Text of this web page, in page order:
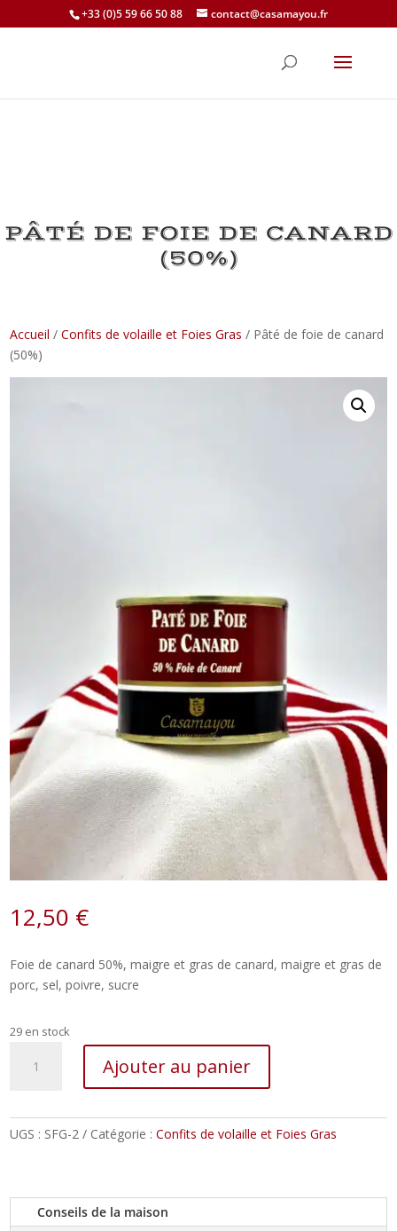
+33 (0)5 59 66 50 88 contact@casamayou.fr
PÂTÉ DE FOIE DE CANARD
(50%)
Accueil /Confits de volaille et Foies Gras / Pâté de foie de canard
(50%)
12,50 €
Foie de canard 50%, maigre et gras de canard, maigre et gras de
porc, sel, poivre, sucre
29 en stock
foie
(50%)
Ajouter au panier
UGS : SFG-2 Catégorie :Confits de volaille et Foies Gras
Conseils de la maison